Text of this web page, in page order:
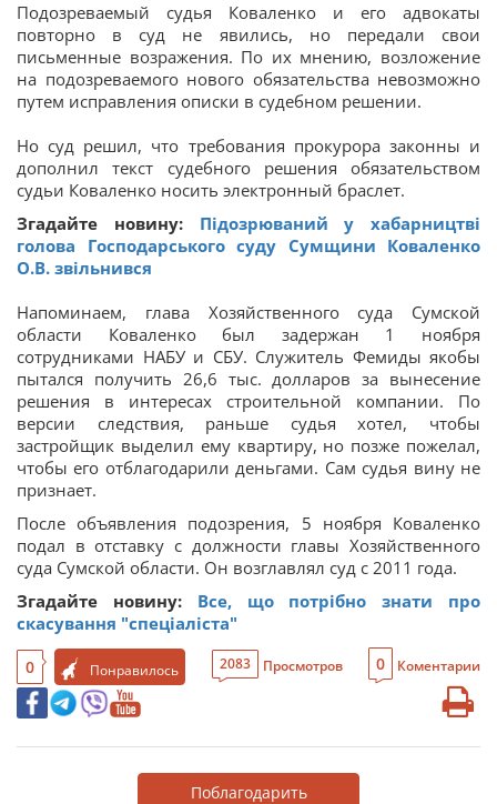
Подозреваемый судья Коваленко и его адвокаты
повторно в суд не явились, но передали свои
письменные возражения. По их мнению, возложение
на подозреваемого нового обязательства невозможно
путем исправления описки в судебном решении.
Но суд решил, что требования прокурора законны и
дополнил текст судебного решения обязательством
судьи Коваленко носить электронный браслет.
Згадайте новину:Підозрюваний у хабарництві
голова Господарського суду Сумщини Коваленко
О.В. звільнився
Напоминаем, глава Хозяйственного суда Сумской
области Коваленко был задержан 1 ноября
сотрудниками НАБУ и СБУ. Служитель Фемиды якобы
пытался получить 26,6 тыс. долларов за вынесение
решения в интересах строительной компании. По
версии следствия, раньше судья хотел, чтобы
застройщик выделил ему квартиру, но позже пожелал,
чтобы его отблагодарили деньгами. Сам судья вину не
признает.
После объявления подозрения, 5 ноября Коваленко
подал в отставку с должности главы Хозяйственного
суда Сумской области. Он возглавлял суд с 2011 года.
Згадайте новину:Все, що потрібно знати про
скасування "спеціаліста"
0 Понравилось 2083 Просмотров 0 Коментарии
Поблагодарить